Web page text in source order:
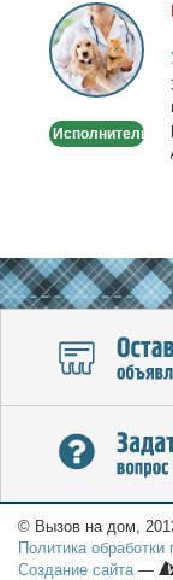
Ветеринарный
врач
-
Выезд
дом
Исполнитель
© Вызов на дом,
Политика
Создание сайта—